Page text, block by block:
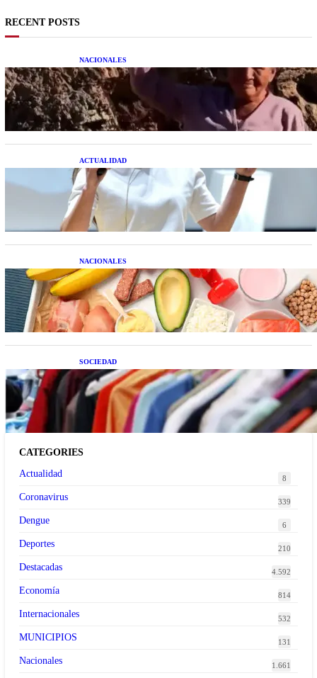
RECENT POSTS
NACIONALES
Una mujer asegura haber peleado con un
extraterrestre cuerpo a cuerpo
ACTUALIDAD
La startup creada por una salteña que busca
resolver el estrés financiero en Latinoamérica
NACIONALES
Nutrición inteligente: Cinco superalimentos de
temporada que deberías sumar a tu dieta este mes
SOCIEDAD
Las grandes marcas globales se suman a la
tendencia de la ropa de segunda mano premium
CATEGORIES
Actualidad
8
Coronavirus 339
Dengue 6
Deportes 210
Destacadas 4.592
Economía 814
Internacionales 532
MUNICIPIOS 131
Nacionales 1.661